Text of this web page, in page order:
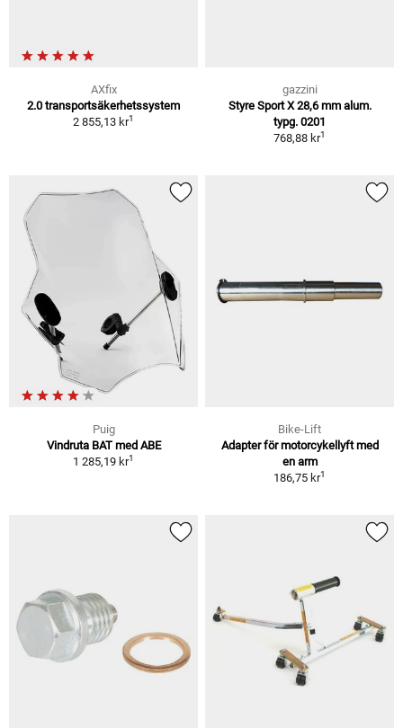
AXfix
2.0 transportsäkerhetssystem
2 855,13 kr1
gazzini
Styre Sport X 28,6 mm alum.
typg. 0201
768,88 kr1
Puig
Vindruta BAT med ABE
1 285,19 kr1
Bike-Lift
Adapter för motorcykellyft med
en arm
186,75 kr1